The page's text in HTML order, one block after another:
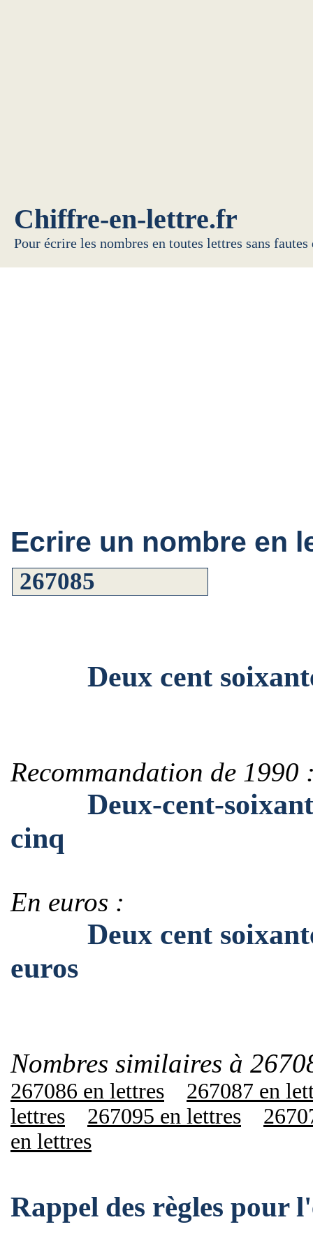
Chiffre-en-lettre.fr
Pour écrire les nombres en toutes lettres sans
Ecrire un nombre en
Deux cent
Recommandation de 1990
Deux-cent-
cinq
En euros :
Deux cent
euros
Nombres similaires à
267086 en lettres
267087 en
lettres
267095 en lettres
en lettres
Rappel des règles pour